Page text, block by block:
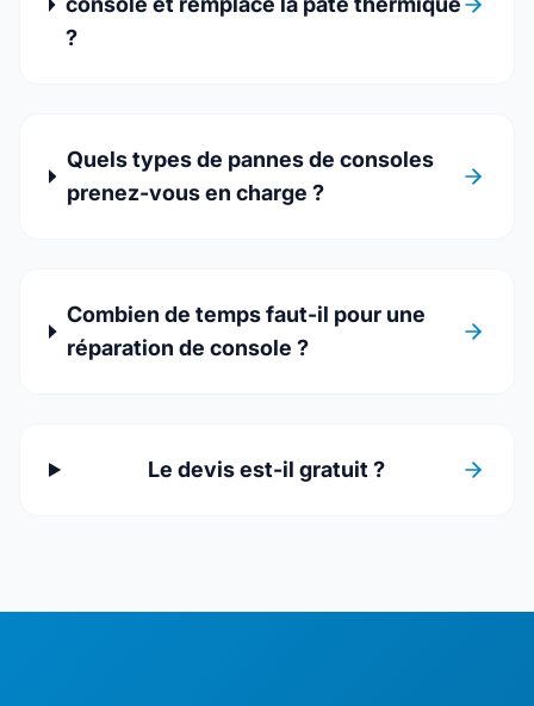
?
Quels types de pannes de consoles
prenez-vous en charge ?
Combien de temps faut-il pour une
réparation de console ?
Le devis est-il gratuit ?